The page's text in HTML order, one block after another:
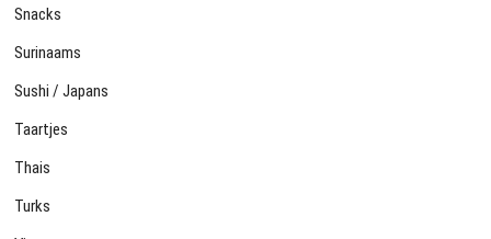
Snacks
Surinaams
Sushi / Japans
Taartjes
Thais
Turks